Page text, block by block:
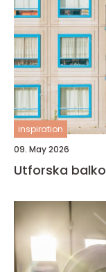
inspiration
09. May 2026
Utforska